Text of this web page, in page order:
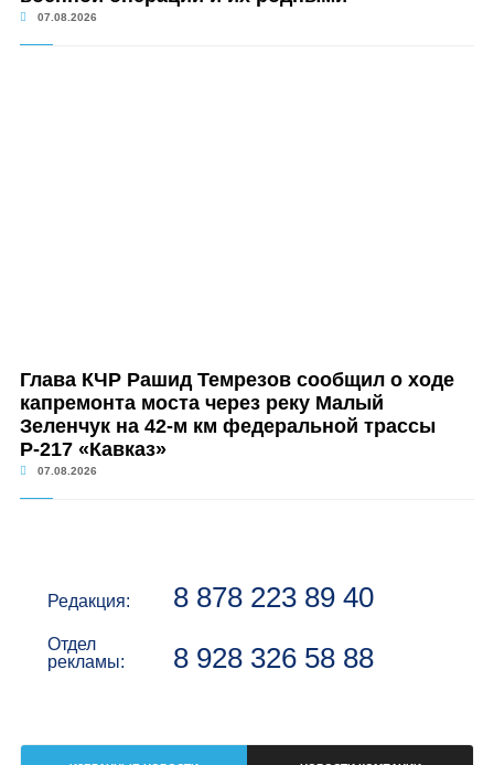
07.08.2026
Глава КЧР Рашид Темрезов сообщил о ходе
капремонта моста через реку Малый
Зеленчук на 42-м км федеральной трассы
Р-217 «Кавказ»
07.08.2026
Редакция: 8 878 223 89 40
Отдел
рекламы:
8 928 326 58 88